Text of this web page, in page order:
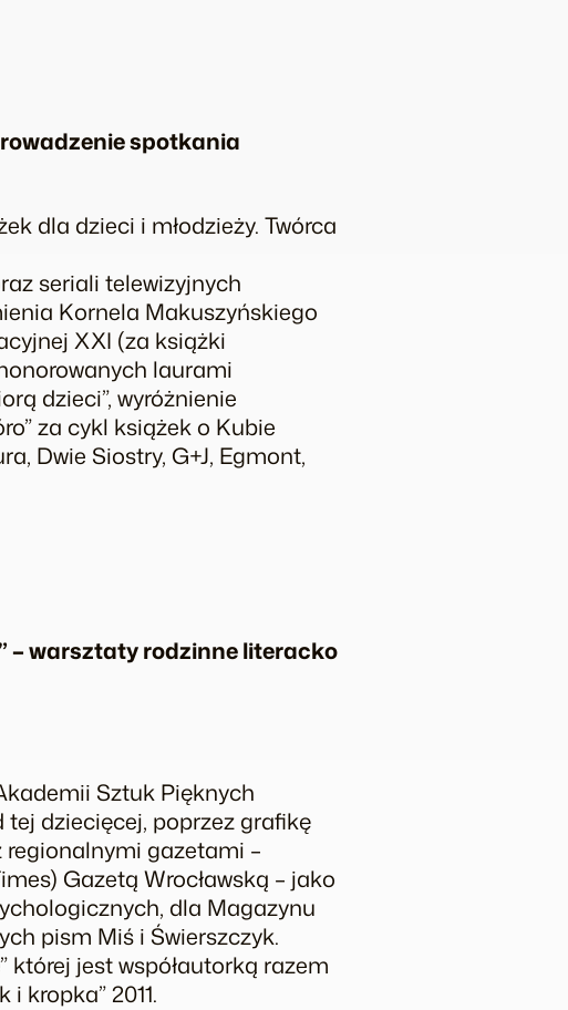
spotkania
dla dzieci i młodzieży. Twórca
seriali telewizyjnych
Kornela Makuszyńskiego
XXI (za książki
laurami
dzieci”, wyróżnienie
za cykl książek o Kubie
Dwie Siostry, G+J, Egmont,
– warsztaty rodzinne literacko
Sztuk Pięknych
dziecięcej, poprzez grafikę
regionalnymi gazetami –
Gazetą Wrocławską – jako
dla Magazynu
pism Miś i Świerszczyk.
której jest współautorką razem
kropka” 2011.